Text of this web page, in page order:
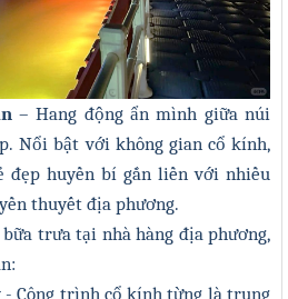
– Hang động ẩn mình giữa núi
Nổi bật với không gian cổ kính,
đẹp huyền bí gắn liền với nhiều
thuyết địa phương.
trưa tại nhà hàng địa phương,
- Công trình cổ kính từng là trung